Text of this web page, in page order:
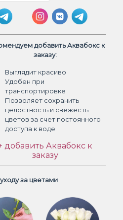
добавить Аквабокс к
заказу:
Выглядит красиво
Удобен при
транспортировке
Позволяет сохранить
целостность и свежесть
цветов за счет постоянного
доступа к воде
добавить Аквабокс к
заказу
за цветами